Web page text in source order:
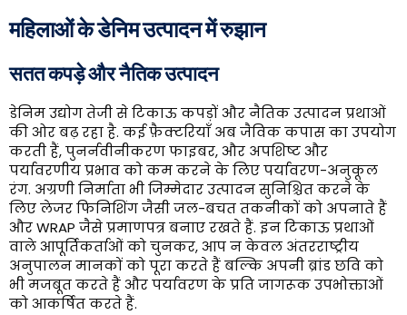
महिलाओं के डेनिम उत्पादन में रुझान
सतत कपड़े और नैतिक उत्पादन
डेनिम उद्योग तेजी से टिकाऊ कपड़ों और नैतिक उत्पादन प्रथाओं
की ओर बढ़ रहा है. कई फ़ैक्टरियाँ अब जैविक कपास का उपयोग
करती हैं, पुनर्नवीनीकरण फाइबर, और अपशिष्ट और
पर्यावरणीय प्रभाव को कम करने के लिए पर्यावरण-अनुकूल
रंग. अग्रणी निर्माता भी जिम्मेदार उत्पादन सुनिश्चित करने के
लिए लेजर फिनिशिंग जैसी जल-बचत तकनीकों को अपनाते हैं
और WRAP जैसे प्रमाणपत्र बनाए रखते हैं. इन टिकाऊ प्रथाओं
वाले आपूर्तिकर्ताओं को चुनकर, आप न केवल अंतरराष्ट्रीय
अनुपालन मानकों को पूरा करते हैं बल्कि अपनी ब्रांड छवि को
भी मजबूत करते हैं और पर्यावरण के प्रति जागरूक उपभोक्ताओं
को आकर्षित करते हैं.